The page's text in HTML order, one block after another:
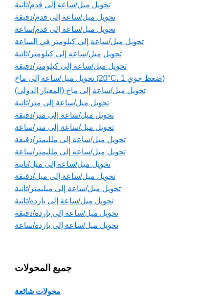
تحويل ميل/ساعة إلى قدم/ثانية
تحويل ميل/ساعة إلى قدم/دقيقة
تحويل ميل/ساعة إلى قدم/ساعة
تحويل ميل/ساعة إلى كيلومتر في الساعة
تحويل ميل/ساعة إلى كيلومتر/ثانية
تحويل ميل/ساعة إلى كيلومتر/دقيقة
تحويل ميل/ساعة إلى ماخ (20°C، 1 ضغط جوي)
تحويل ميل/ساعة إلى ماخ (المعيار الدولي)
تحويل ميل/ساعة إلى متر/ثانية
تحويل ميل/ساعة إلى متر/دقيقة
تحويل ميل/ساعة إلى متر/ساعة
تحويل ميل/ساعة إلى ملليمتر/دقيقة
تحويل ميل/ساعة إلى ملليمتر/ساعة
تحويل ميل/ساعة إلى ميل/ثانية
تحويل ميل/ساعة إلى ميل/دقيقة
تحويل ميل/ساعة إلى ميليمتر/ثانية
تحويل ميل/ساعة إلى ياردة/ثانية
تحويل ميل/ساعة إلى ياردة/دقيقة
تحويل ميل/ساعة إلى ياردة/ساعة
جميع المحولات
محولات شائعة